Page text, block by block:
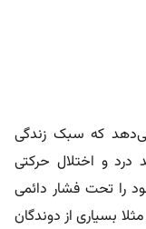
که سبک زندگی
درد و اختلال حرکتی
را تحت فشار دائمی
بسیاری از دوندگان